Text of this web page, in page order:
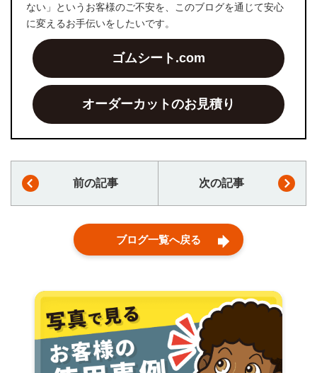
ない」というお客様のご不安を、このブログを通じて安心
に変えるお手伝いをしたいです。
ゴムシート.com
オーダーカットのお見積り
前の記事 次の記事
ブログ一覧へ戻る